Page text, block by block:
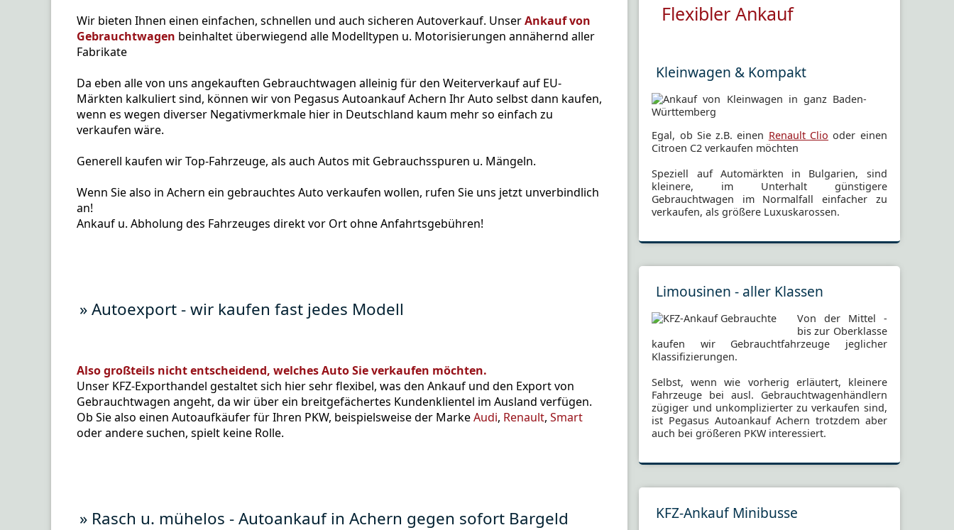
Wir bieten Ihnen einen einfachen, schnellen und auch sicheren Autoverkauf. UnserAnkauf von
Gebrauchtwagen beinhaltet überwiegend alle Modelltypen u. Motorisierungen annähernd aller
Fabrikate
Da eben alle von uns angekauften Gebrauchtwagen alleinig für den Weiterverkauf auf EU-
Märkten kalkuliert sind, können wir von Pegasus Autoankauf Achern Ihr Auto selbst dann kaufen,
wenn es wegen diverser Negativmerkmale hier in Deutschland kaum mehr so einfach zu
verkaufen wäre.
Generell kaufen wir Top-Fahrzeuge, als auch Autos mit Gebrauchsspuren u. Mängeln.
Wenn Sie also in Achern ein gebrauchtes Auto verkaufen wollen, rufen Sie uns jetzt unverbindlich
an!
Ankauf u. Abholung des Fahrzeuges direkt vor Ort ohne Anfahrtsgebühren!
» Autoexport - wir kaufen fast jedes Modell
Also großteils nicht entscheidend, welches Auto Sie verkaufen möchten.
Unser KFZ-Exporthandel gestaltet sich hier sehr flexibel, was den Ankauf und den Export von
Gebrauchtwagen angeht, da wir über ein breitgefächertes Kundenklientel im Ausland verfügen.
Ob Sie also einen Autoaufkäufer für Ihren PKW, beispielsweise der MarkeAudi, Renault, Smart
oder andere suchen, spielt keine Rolle.
» Rasch u. mühelos - Autoankauf in Achern gegen sofort Bargeld
Flexibler Ankauf
Kleinwagen & Kompakt
Egal, ob Sie z.B. einen Renault Clio oder einen
Citroen C2 verkaufen möchten
Speziell auf Automärkten in Bulgarien, sind
kleinere, im Unterhalt günstigere
Gebrauchtwagen im Normalfall einfacher zu
verkaufen, als größere Luxuskarossen.
Limousinen - aller Klassen
Von der Mittel -
bis zur Oberklasse
kaufen wir Gebrauchtfahrzeuge jeglicher
Klassifizierungen.
Selbst, wenn wie vorherig erläutert, kleinere
Fahrzeuge bei ausl. Gebrauchtwagenhändlern
zügiger und unkomplizierter zu verkaufen sind,
ist Pegasus Autoankauf Achern trotzdem aber
auch bei größeren PKW interessiert.
KFZ-Ankauf Minibusse